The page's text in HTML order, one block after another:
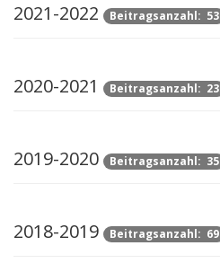
2021-2022 Beitragsanzahl: 53
2020-2021 Beitragsanzahl: 23
2019-2020 Beitragsanzahl: 35
2018-2019 Beitragsanzahl: 69